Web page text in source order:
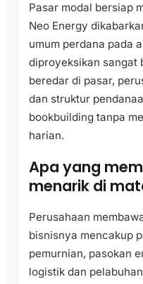
Pasar modal bersiap
Neo Energy
umum perdana pada
diproyeksikan sangat
beredar di pasar,
dan struktur
bookbuilding tanpa
harian.
Apa yang
menarik di
Perusahaan
bisnisnya mencakup
pemurnian, pasokan
logistik dan